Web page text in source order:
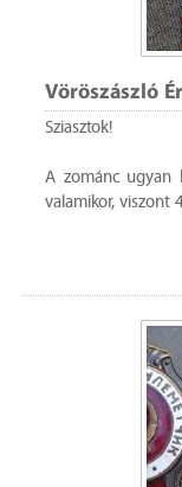
Vöröszászló
Sziasztok!
A zománc ugyan
valamikor, viszont